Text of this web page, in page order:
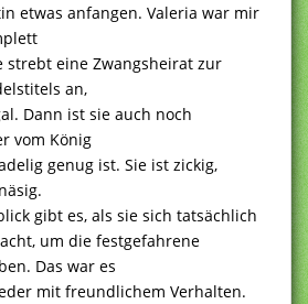
etwas anfangen. Valeria war mir
strebt eine Zwangsheirat zur
an,
Dann ist sie auch noch
vom König
genug ist. Sie ist zickig,
gibt es, als sie sich tatsächlich
um die festgefahrene
Das war es
mit freundlichem Verhalten.